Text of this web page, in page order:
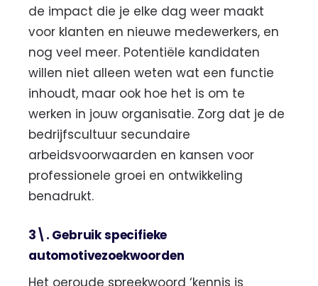
de impact die je elke dag weer maakt
voor klanten en nieuwe medewerkers, en
nog veel meer. Potentiële kandidaten
willen niet alleen weten wat een functie
inhoudt, maar ook hoe het is om te
werken in jouw organisatie. Zorg dat je de
bedrijfscultuur secundaire
arbeidsvoorwaarden en kansen voor
professionele groei en ontwikkeling
benadrukt.
3\. Gebruik specifieke
automotivezoekwoorden
Het oeroude spreekwoord ‘kennis is